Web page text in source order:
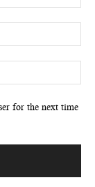
for the next time